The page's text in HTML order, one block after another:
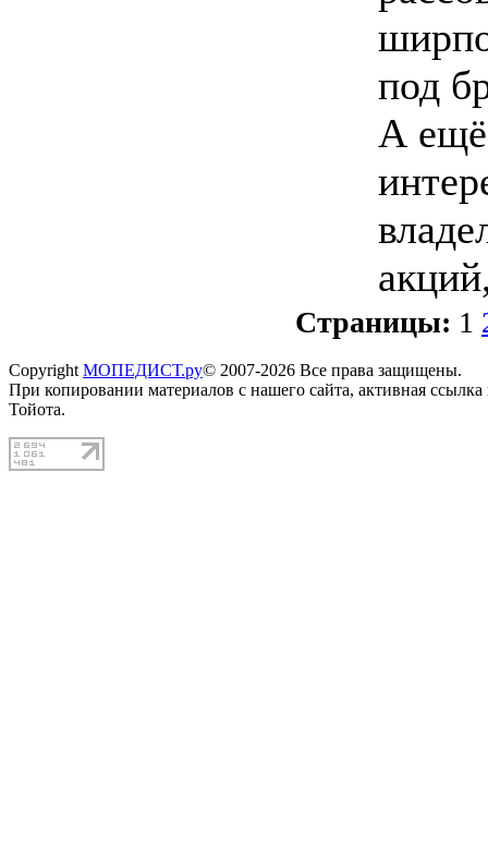
под
А ещё
Страницы: 1
Copyright МОПЕДИСТ.ру© 2007-2026 Все права защищены.
При копировании материалов с нашего сайта, активная
Тойота.